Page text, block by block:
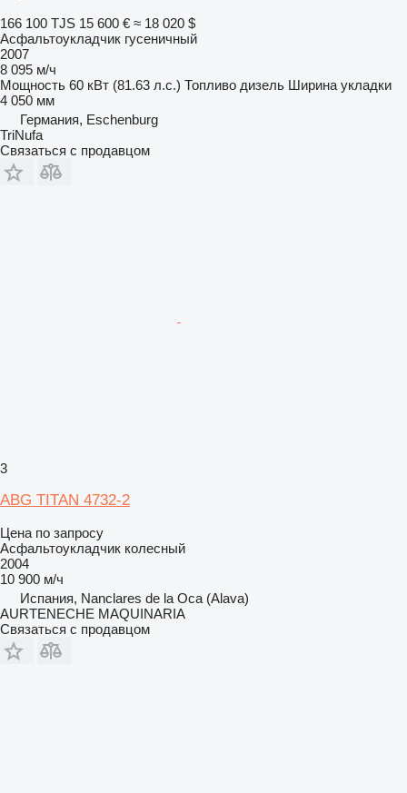
166 100 TJS 15 600 € ≈ 18 020 $
Асфальтоукладчик гусеничный
2007
8 095 м/ч
Мощность 60 кВт (81.63 л.с.) Топливо дизель Ширина укладки
4 050 мм
Германия, Eschenburg
TriNufa
Связаться с продавцом
3
ABG TITAN 4732-2
Цена по запросу
Асфальтоукладчик колесный
2004
10 900 м/ч
Испания, Nanclares de la Oca (Alava)
AURTENECHE MAQUINARIA
Связаться с продавцом